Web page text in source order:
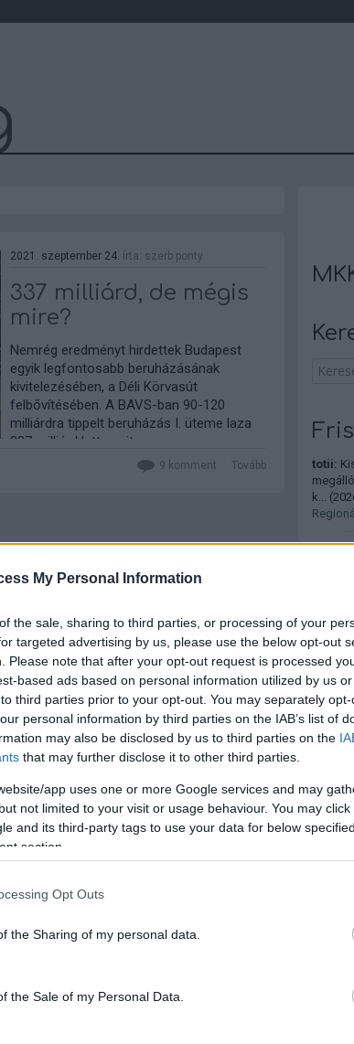
My Personal Information
the sale, sharing to third parties, or processing of your
targeted advertising by us, please use the below opt-out
Please note that after your opt-out request is processed
based ads based on personal information utilized by us
third parties prior to your opt-out. You may separately
personal information by third parties on the IAB’s list of
may also be disclosed by us to third parties on the
that may further disclose it to other third parties.
app uses one or more Google services and may
not limited to your visit or usage behaviour. You may
and its third-party tags to use your data for below
section.
Opt Outs
the Sharing of my personal data.
the Sale of my Personal Data.
2021. szeptember 24. írta: szerb ponty
337 milliárd, de mégis
mire?
Nemrég eredményt hirdettek Budapest
egyik legfontosabb beruházásának
kivitelezésében, a Déli Körvasút
felbővítésében. A BAVS-ban 90-120
milliárdra tippelt beruházás I. üteme laza
337 milliárd lett, amit egyes
orgánumok egy laza NER-túlárazássalTovább
9 komment totii:
k... (
Péter
Jókor,
Adani:
haladni
két va...
nyelv-
epitik a
Nem